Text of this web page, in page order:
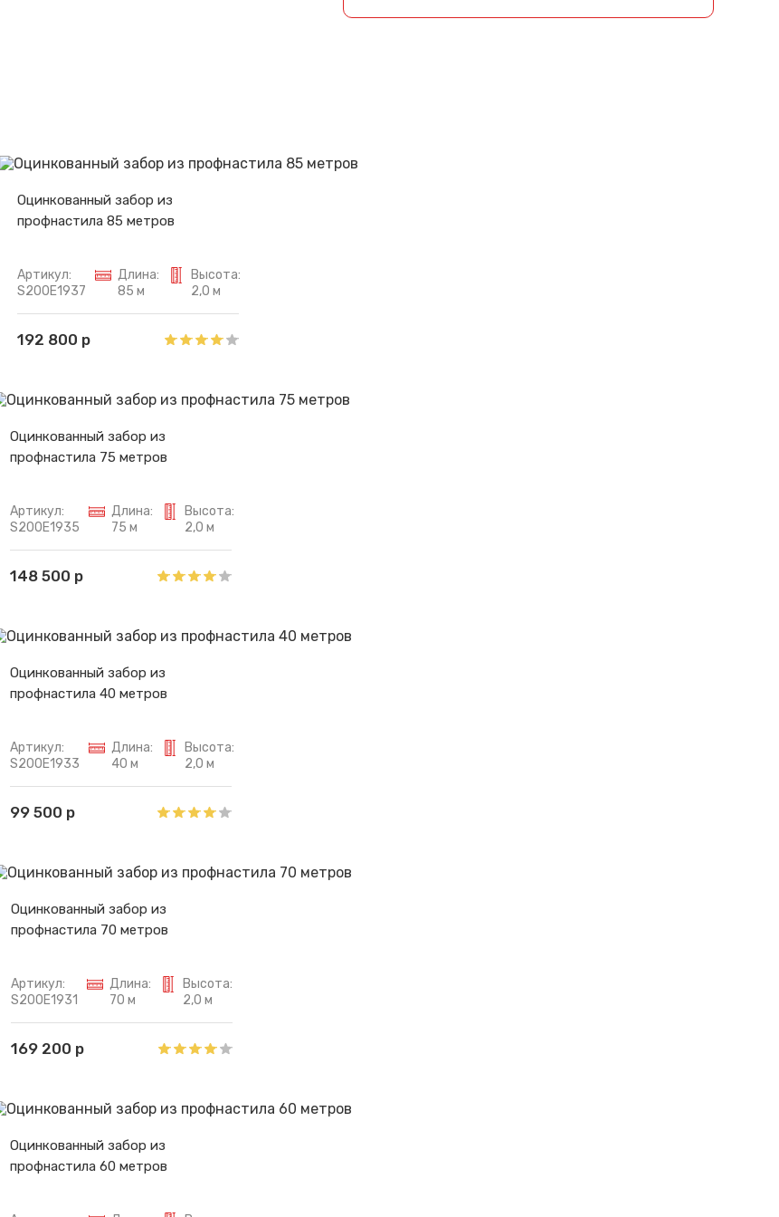
Оцинкованный забор из
профнастила 85 метров
Артикул:
S200E1937
Длина:
85 м
Высота:
2,0 м
192 800 р
Оцинкованный забор из
профнастила 75 метров
Артикул:
S200E1935
Длина:
75 м
Высота:
2,0 м
148 500 р
Оцинкованный забор из
профнастила 40 метров
Артикул:
S200E1933
Длина:
40 м
Высота:
2,0 м
99 500 р
Оцинкованный забор из
профнастила 70 метров
Артикул:
S200E1931
Длина:
70 м
Высота:
2,0 м
169 200 р
Оцинкованный забор из
профнастила 60 метров
Спасибо за обращение, наш специалист свяжется с Вами.